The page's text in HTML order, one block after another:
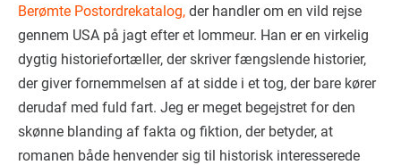
Berømte Postordrekatalog, der handler om en vild rejse
gennem USA på jagt efter et lommeur. Han er en virkelig
dygtig historiefortæller, der skriver fængslende historier,
der giver fornemmelsen af at sidde i et tog, der bare kører
derudaf med fuld fart. Jeg er meget begejstret for den
skønne blanding af fakta og fiktion, der betyder, at
romanen både henvender sig til historisk interesserede